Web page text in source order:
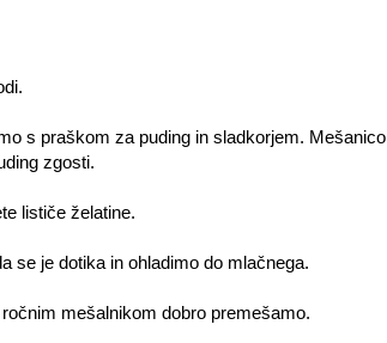
s praškom za puding in sladkorjem.
zgosti.
lističe želatine.
se je dotika in ohladimo do mlačnega.
mešalnikom dobro premešamo.